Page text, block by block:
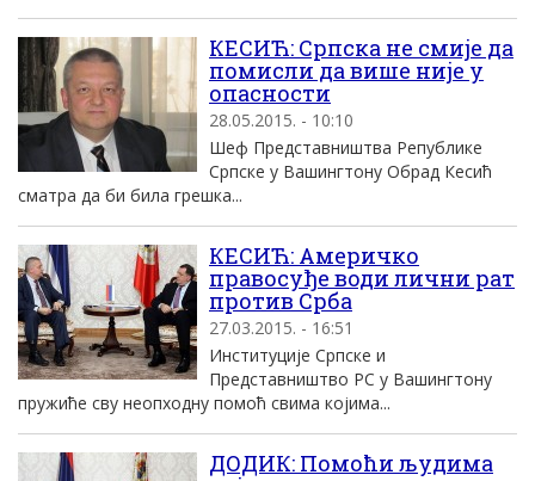
КЕСИЋ: Српска не смије да
помисли да више није у
опасности
28.05.2015. - 10:10
Шеф Представништва Републике
Српске у Вашингтону Обрад Кесић
сматра да би била грешка...
КЕСИЋ: Америчко
правосуђе води лични рат
против Срба
27.03.2015. - 16:51
Институције Српске и
Представништво РС у Вашингтону
пружиће сву неопходну помоћ свима којима...
ДОДИК: Помоћи људима